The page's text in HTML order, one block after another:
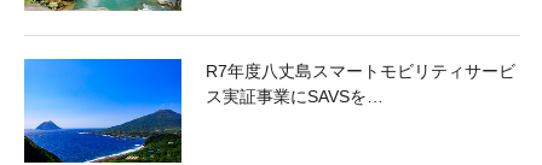
R7年度八丈島スマートモビリティサービ
ス実証事業にSAVSを…